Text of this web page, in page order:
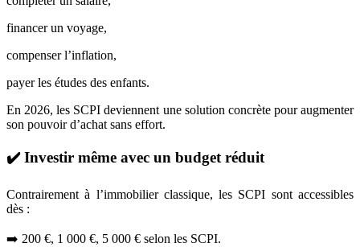
financer un voyage,
compenser l’inflation,
payer les études des enfants.
En 2026, les SCPI deviennent une solution concrète pour augmenter
son pouvoir d’achat sans effort.
✔️ Investir même avec un budget réduit
Contrairement à l’immobilier classique, les SCPI sont accessibles
dès :
➡️ 200 €, 1 000 €, 5 000 € selon les SCPI.